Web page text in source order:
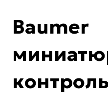
Baumer
контроль